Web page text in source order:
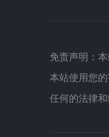
免责声明：
本站使用您
任何的法律